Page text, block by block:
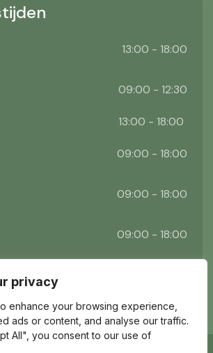
privacy
enhance your browsing experience,
ads or content, and analyse our traffic.
All", you consent to our use of
13:00 - 18:00
09:00 - 12:30
13:00 - 18:00
09:00 - 18:00
09:00 - 18:00
09:00 - 18:00